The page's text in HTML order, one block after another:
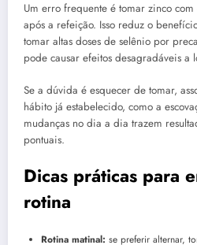
Um erro frequente é tomar zinco
após a refeição. Isso reduz o
tomar altas doses de selênio por
pode causar efeitos desagradáveis a
Se a dúvida é esquecer de tomar,
hábito já estabelecido, como a
mudanças no dia a dia trazem
pontuais.
Dicas práticas para
rotina
Rotina matinal: se preferir alternar,